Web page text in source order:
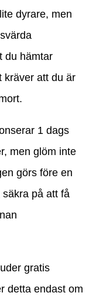
dyrare, men
du hämtar
kräver att du är
1 dags
men glöm inte
görs före en
på att få
gratis
detta endast om